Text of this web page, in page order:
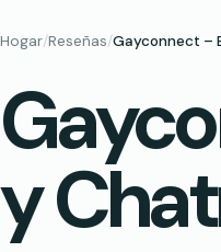
Hogar/Reseñas/Gayconnect –
y